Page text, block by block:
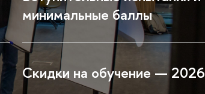
минимальные баллы
Скидки на обучение — 2026